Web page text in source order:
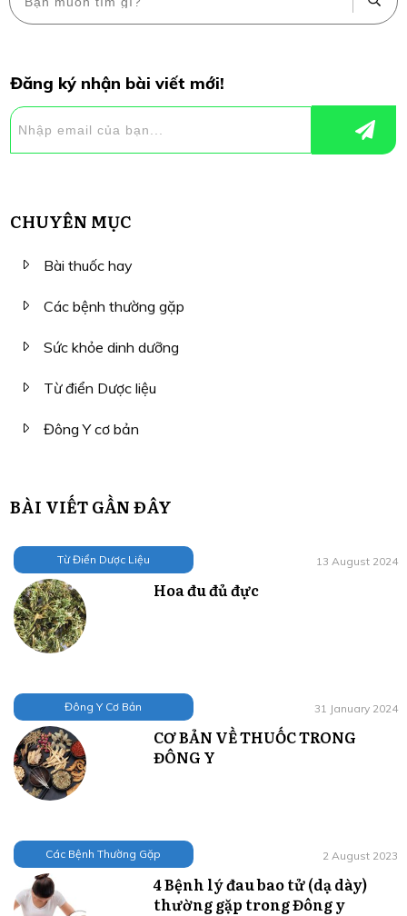
Đăng ký nhận bài viết mới!
CHUYÊN MỤC
Bài thuốc hay
Các bệnh thường gặp
Sức khỏe dinh dưỡng
Từ điển Dược liệu
Đông Y cơ bản
BÀI VIẾT GẦN ĐÂY
Từ Điển Dược Liệu 13 August 2024
Hoa đu đủ đực
Đông Y Cơ Bản 31 January 2024
CƠ BẢN VỀ THUỐC TRONG
ĐÔNG Y
Các Bệnh Thường Gặp 2 August 2023
4 Bệnh lý đau bao tử (dạ dày)
thường gặp trong Đông y